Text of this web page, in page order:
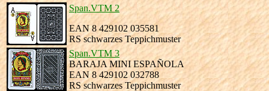
Span.VTM 2
EAN 8 429102 035581
RS schwarzes Teppichmuster
Span.VTM 3
BARAJA MINI ESPAÑOLA
EAN 8 429102 032788
RS schwarzes Teppichmuster